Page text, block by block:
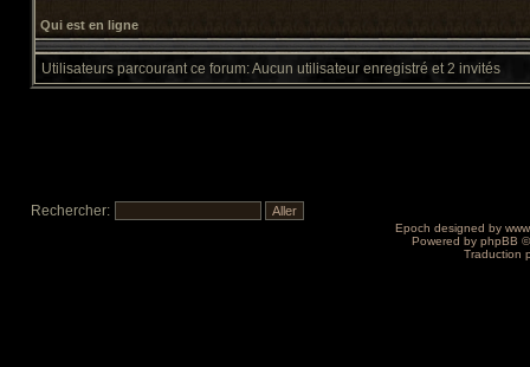
Qui est en ligne
Utilisateurs parcourant ce forum: Aucun utilisateur enregistré et 2 invités
Rechercher:
Epoch designed by
Powered by phpBB
Traduction